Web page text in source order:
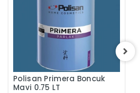
Polisan Primera Boncuk
Mavi 0.75 LT